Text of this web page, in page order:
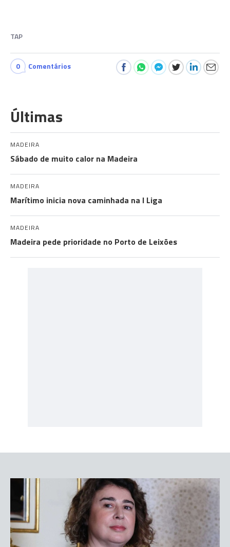
TAP
0 Comentários
Últimas
MADEIRA
Sábado de muito calor na Madeira
MADEIRA
Marítimo inicia nova caminhada na I Liga
MADEIRA
Madeira pede prioridade no Porto de Leixões